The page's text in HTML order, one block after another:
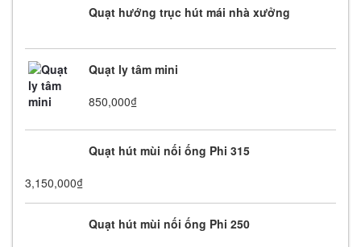
Quạt hướng trục hút mái nhà xưởng
Quạt ly tâm mini
850,000₫
Quạt hút mùi nối ống Phi 315
3,150,000₫
Quạt hút mùi nối ống Phi 250